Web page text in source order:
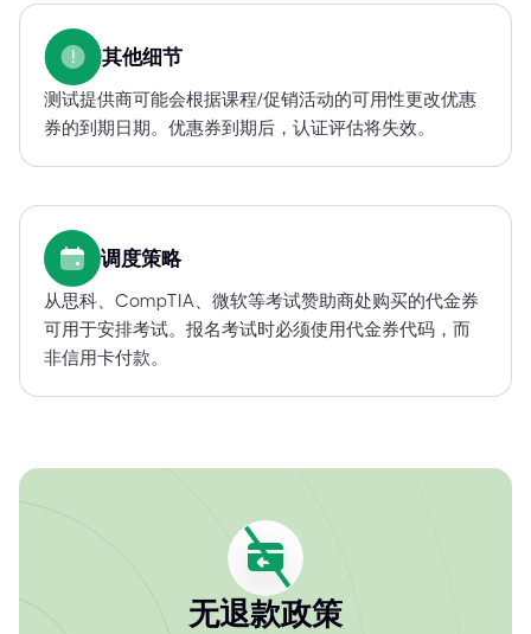
其他细节
测试提供商可能会根据课程/促销活动的可用性更改优惠
券的到期日期。优惠券到期后，认证评估将失效。
调度策略
从思科、CompTIA、微软等考试赞助商处购买的代金券
可用于安排考试。报名考试时必须使用代金券代码，而
非信用卡付款。
无退款政策